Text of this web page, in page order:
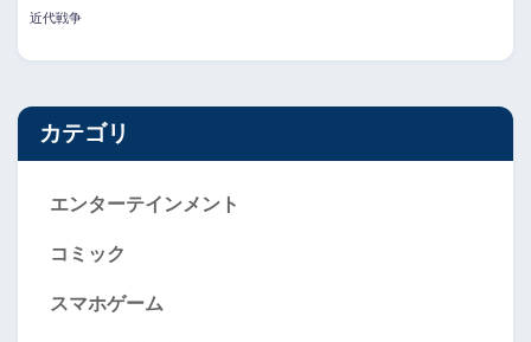
近代戦争
カテゴリ
エンターテインメント
コミック
スマホゲーム